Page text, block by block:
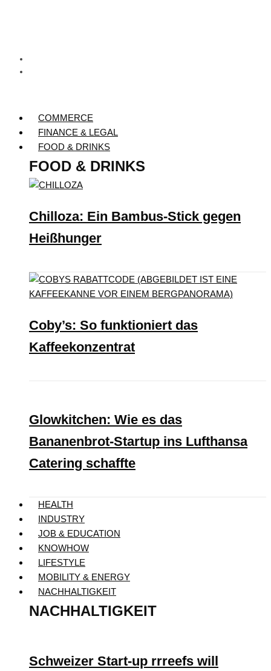
COMMERCE
FINANCE & LEGAL
FOOD & DRINKS
FOOD & DRINKS
Chilloza: Ein Bambus-Stick gegen
Heißhunger
Coby’s: So funktioniert das
Kaffeekonzentrat
Glowkitchen: Wie es das
Bananenbrot-Startup ins Lufthansa
Catering schaffte
HEALTH
INDUSTRY
JOB & EDUCATION
KNOWHOW
LIFESTYLE
MOBILITY & ENERGY
NACHHALTIGKEIT
NACHHALTIGKEIT
Schweizer Start-up rrreefs will